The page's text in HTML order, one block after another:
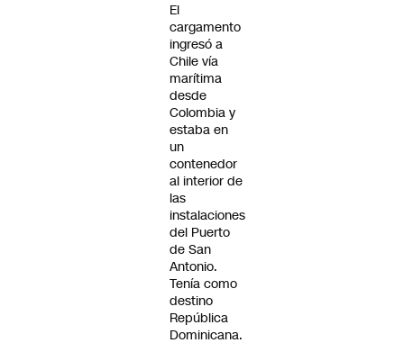
El
cargamento
ingresó a
Chile vía
marítima
desde
Colombia y
estaba en
un
contenedor
al interior de
las
instalaciones
del Puerto
de San
Antonio.
Tenía como
destino
República
Dominicana.